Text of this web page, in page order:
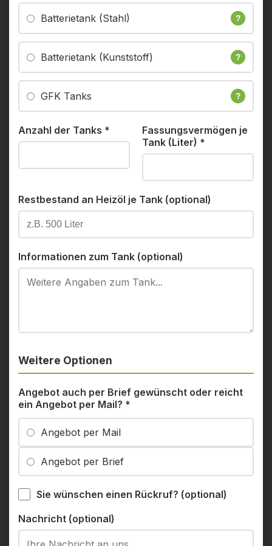
Batterietank (Stahl) ?
Batterietank (Kunststoff) ?
GFK Tanks ?
Anzahl der Tanks *
Fassungsvermögen je
Tank (Liter) *
Restbestand an Heizöl je Tank (optional)
Informationen zum Tank (optional)
Weitere Optionen
Angebot auch per Brief gewünscht oder reicht
ein Angebot per Mail? *
Angebot per Mail
Angebot per Brief
Sie wünschen einen Rückruf? (optional)
Nachricht (optional)